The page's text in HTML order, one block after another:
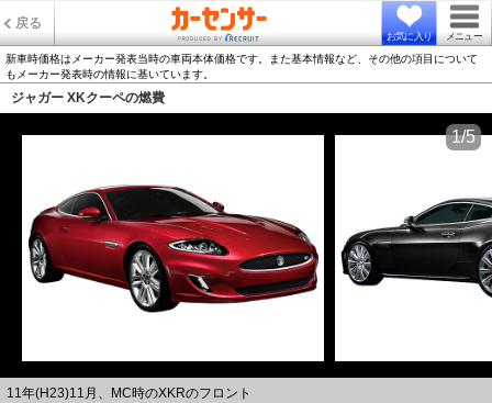
戻る
お気に入り メニュー
新車時価格はメーカー発表当時の車両本体価格です。また基本情報など、その他の項目について
もメーカー発表時の情報に基いています。
ジャガー XKクーペの燃費
11年(H23)11月、MC時のXKRのフロント
1/5